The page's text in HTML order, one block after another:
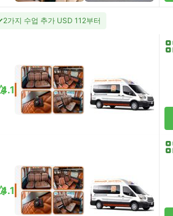
2가지 수업 추가 USD 112부터
4.1
4.1